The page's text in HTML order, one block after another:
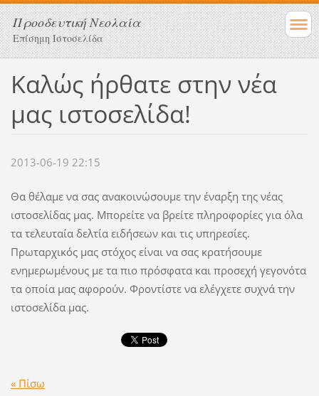
Προοδευτική Νεολαία
Επίσημη Ιστοσελίδα
Καλώς ήρθατε στην νέα
μας ιστοσελίδα!
2013-06-19 22:15
Θα θέλαμε να σας ανακοινώσουμε την έναρξη της νέας
ιστοσελίδας μας. Μπορείτε να βρείτε πληροφορίες για όλα
τα τελευταία δελτία ειδήσεων και τις υπηρεσίες.
Πρωταρχικός μας στόχος είναι να σας κρατήσουμε
ενημερωμένους με τα πιο πρόσφατα και προσεχή γεγονότα
τα οποία μας αφορούν. Φροντίστε να ελέγχετε συχνά την
ιστοσελίδα μας.
« Πίσω